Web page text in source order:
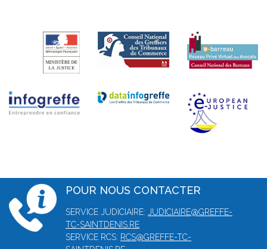
POUR NOUS CONTACTER
SERVICE JUDICIAIRE: JUDICIAIRE@GREFFE-
TC-SAINTDENIS.RE
SERVICE RCS: RCS@GREFFE-TC-